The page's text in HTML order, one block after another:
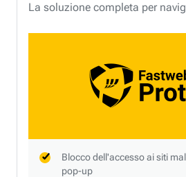
La soluzione completa per
Blocco dell'accesso ai siti
pop-up